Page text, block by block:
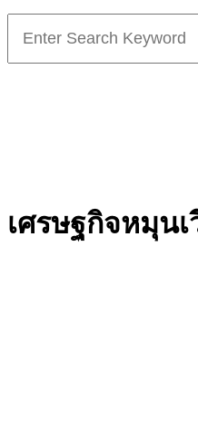
for:
เศรษฐกิจหมุน